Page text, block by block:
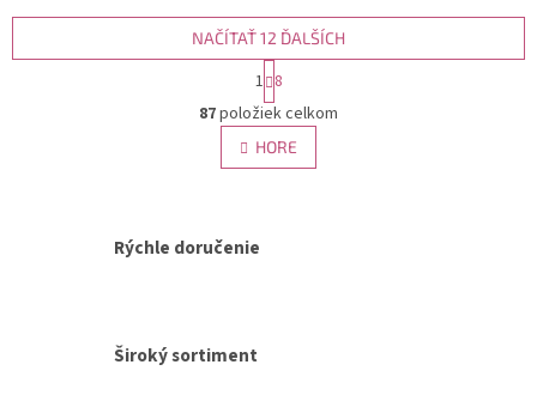
O
v
l
á
NAČÍTAŤ 12 ĎALŠÍCH
t
r
á
n
k
1 8
87položiek celkom
HORE
Rýchle doručenie
Široký sortiment